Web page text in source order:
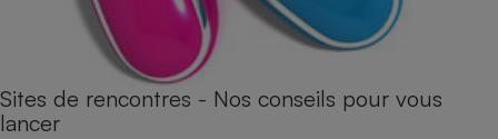
Sites de rencontres - Nos conseils pour vous
lancer